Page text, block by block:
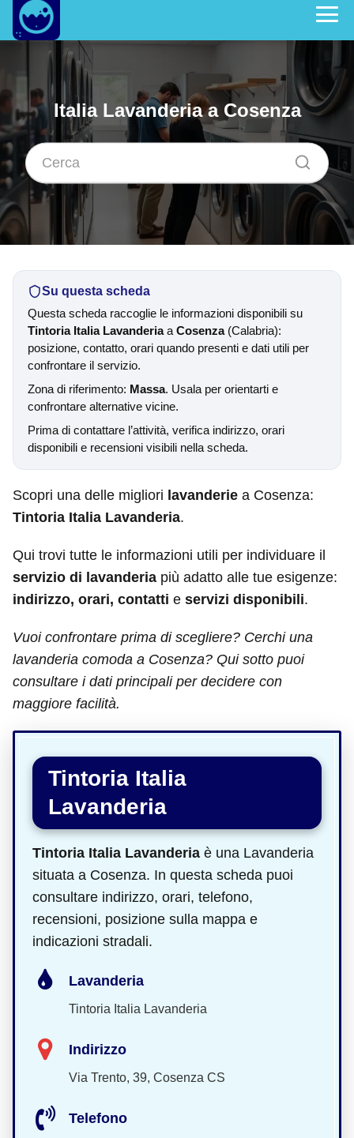
Italia Lavanderia a Cosenza
Su questa scheda
Questa scheda raccoglie le informazioni disponibili su
Tintoria Italia Lavanderiaa Cosenza(Calabria):
posizione, contatto, orari quando presenti e dati utili per
confrontare il servizio.
Zona di riferimento: Massa. Usala per orientarti e
confrontare alternative vicine.
Prima di contattare l’attività, verifica indirizzo, orari
disponibili e recensioni visibili nella scheda.
Scopri una delle migliori lavanderie a Cosenza:
Tintoria Italia Lavanderia.
Qui trovi tutte le informazioni utili per individuare il
servizio di lavanderia più adatto alle tue esigenze:
indirizzo, orari, contatti e servizi disponibili.
Vuoi confrontare prima di scegliere? Cerchi una
lavanderia comoda a Cosenza? Qui sotto puoi
consultare i dati principali per decidere con
maggiore facilità.
Tintoria Italia
Lavanderia
Tintoria Italia Lavanderia è una Lavanderia
situata a Cosenza. In questa scheda puoi
consultare indirizzo, orari, telefono,
recensioni, posizione sulla mappa e
indicazioni stradali.
Lavanderia
Tintoria Italia Lavanderia
Indirizzo
Via Trento, 39, Cosenza CS
Telefono